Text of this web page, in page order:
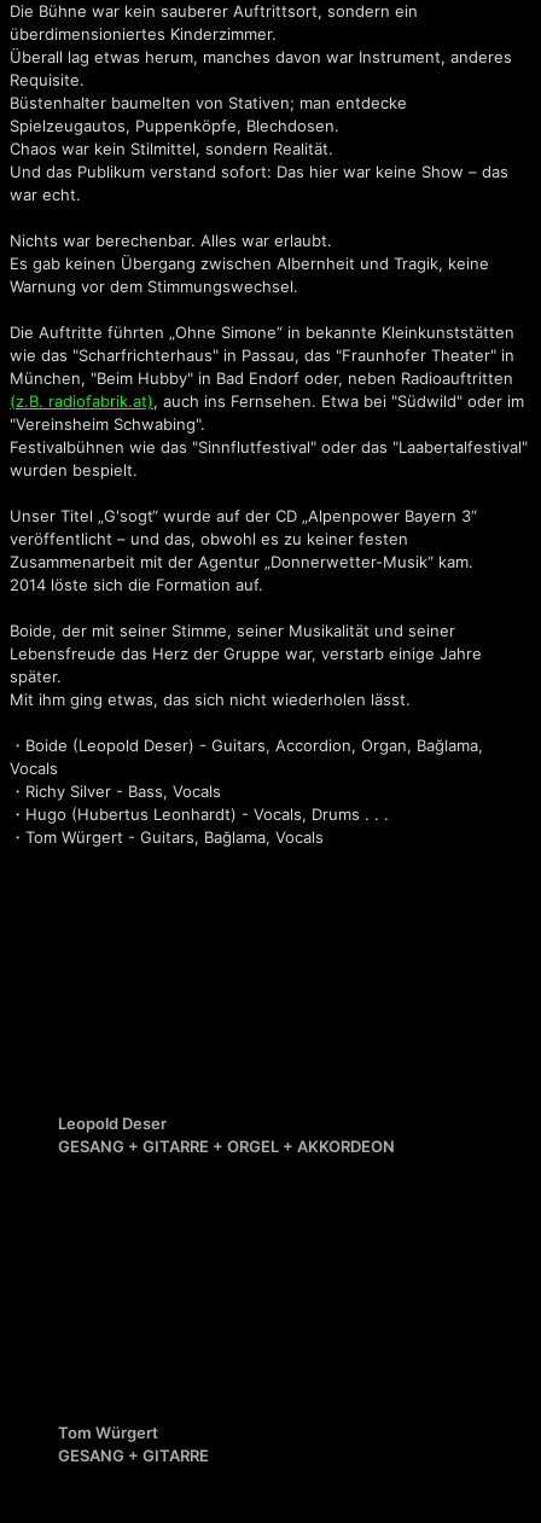
I mog no ned hoam
Moang in da Friah is oiss vorbei
Die Bühne war kein sauberer Auftrittsort, sondern ein
überdimensioniertes Kinderzimmer.
Überall lag etwas herum, manches davon war Instrument, anderes
Requisite.
Büstenhalter baumelten von Stativen; man entdecke
Spielzeugautos, Puppenköpfe, Blechdosen.
Chaos war kein Stilmittel, sondern Realität.
Und das Publikum verstand sofort: Das hier war keine Show – das
war echt.
Nichts war berechenbar. Alles war erlaubt.
Es gab keinen Übergang zwischen Albernheit und Tragik, keine
Warnung vor dem Stimmungswechsel.
Die Auftritte führten „Ohne Simone“ in bekannte Kleinkunststätten
wie das "Scharfrichterhaus" in Passau, das "Fraunhofer Theater" in
München, "Beim Hubby" in Bad Endorf oder, neben Radioauftritten
(z.B. radiofabrik.at), auch ins Fernsehen. Etwa bei "Südwild" oder im
"Vereinsheim Schwabing".
Festivalbühnen wie das "Sinnflutfestival" oder das "Laabertalfestival"
wurden bespielt.
Unser Titel „G'sogt“ wurde auf der CD „Alpenpower Bayern 3“
veröffentlicht – und das, obwohl es zu keiner festen
Zusammenarbeit mit der Agentur „Donnerwetter-Musik“ kam.
2014 löste sich die Formation auf.
Boide, der mit seiner Stimme, seiner Musikalität und seiner
Lebensfreude das Herz der Gruppe war, verstarb einige Jahre
später.
Mit ihm ging etwas, das sich nicht wiederholen lässt.
・Boide (Leopold Deser) - Guitars, Accordion, Organ, Bağlama,
Vocals
・Richy Silver - Bass, Vocals
・Hugo (Hubertus Leonhardt) - Vocals, Drums . . .
・Tom Würgert - Guitars, Bağlama, Vocals
Leopold Deser
GESANG + GITARRE + ORGEL + AKKORDEON
Tom Würgert
GESANG + GITARRE